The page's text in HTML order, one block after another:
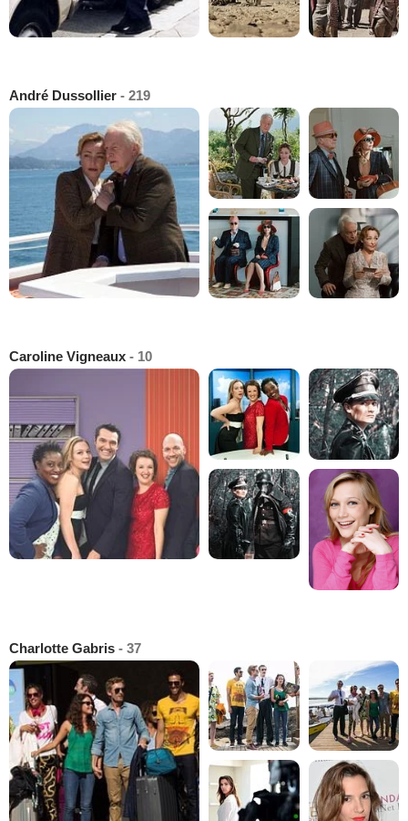
André Dussollier - 219
Caroline Vigneaux - 10
Charlotte Gabris - 37